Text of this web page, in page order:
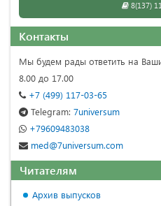
8(137)
Контакты
Мы будем рады ответить на
8.00 до 17.00
+7 (499) 117-03-65
Telegram: 7universum
+79609483038
med@7universum.com
Читателям
Архив выпусков